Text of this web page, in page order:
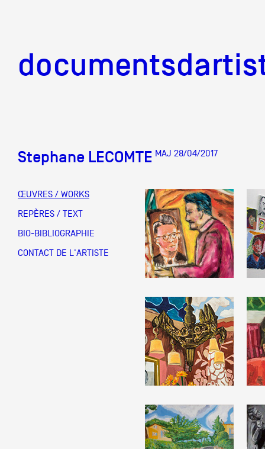
Mission
Équipe
Partenaires
Crédits
Actions
Documentation
Stephane LECOMTE MAJ 28/04/2017
ŒUVRES / WORKS
REPÈRES / TEXT
BIO-BIBLIOGRAPHIE
CONTACT DE L'ARTISTE